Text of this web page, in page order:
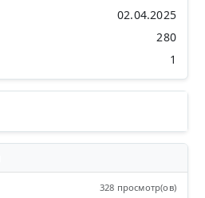
02.04.2025
280
1
328 просмотр(ов)